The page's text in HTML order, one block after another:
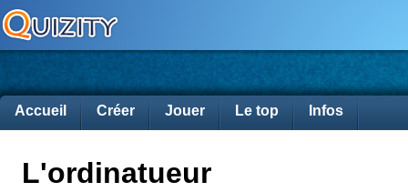
Accueil Créer Jouer Le top Infos
L'ordinatueur